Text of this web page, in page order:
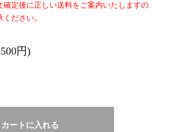
確定後に正しい送料をご案内いたしますの
ださい。
円)
カートに入れる